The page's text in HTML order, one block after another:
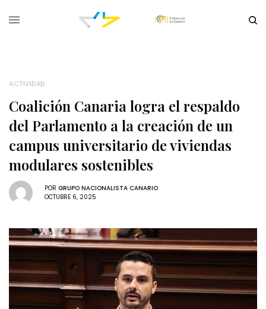
ACTIVIDAD
Coalición Canaria logra el respaldo
del Parlamento a la creación de un
campus universitario de viviendas
modulares sostenibles
POR GRUPO NACIONALISTA CANARIO
OCTUBRE 6, 2025